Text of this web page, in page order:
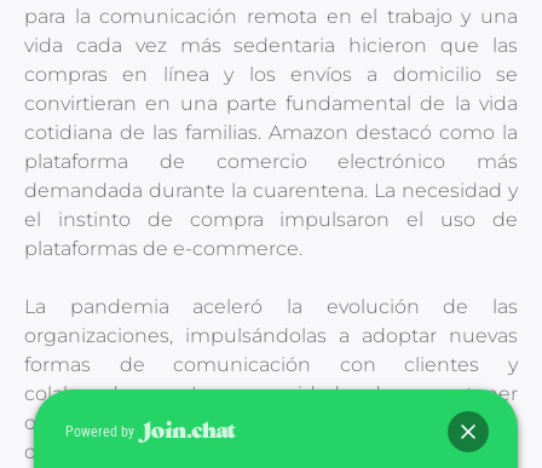
para la comunicación remota en el trabajo y una
vida cada vez más sedentaria hicieron que las
compras en línea y los envíos a domicilio se
convirtieran en una parte fundamental de la vida
cotidiana de las familias. Amazon destacó como la
plataforma de comercio electrónico más
demandada durante la cuarentena. La necesidad y
el instinto de compra impulsaron el uso de
plataformas de e-commerce.
La pandemia aceleró la evolución de las
organizaciones, impulsándolas a adoptar nuevas
formas de comunicación con clientes y
colaboradores. La capacidad de mantener
operaciones a distancia se convirtió en un factor
determinante para la supervivencia de muchas
Powered by